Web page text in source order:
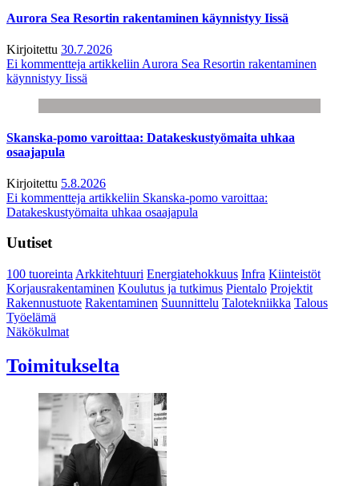
Aurora Sea Resortin rakentaminen käynnistyy Iissä
Kirjoitettu 30.7.2026
Ei kommentteja artikkeliin Aurora Sea Resortin rakentaminen
käynnistyy Iissä
Skanska-pomo varoittaa: Datakeskustyömaita uhkaa
osaajapula
Kirjoitettu 5.8.2026
Ei kommentteja artikkeliin Skanska-pomo varoittaa:
Datakeskustyömaita uhkaa osaajapula
Uutiset
100 tuoreinta Arkkitehtuuri Energiatehokkuus Infra Kiinteistöt
Korjausrakentaminen Koulutus ja tutkimus Pientalo Projektit
Rakennustuote Rakentaminen Suunnittelu Talotekniikka Talous
Työelämä
Näkökulmat
Toimitukselta